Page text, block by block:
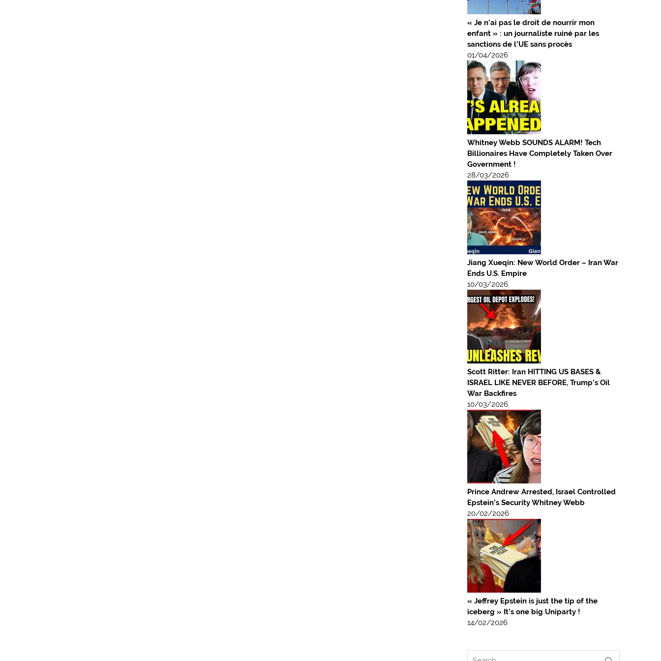
« Je n’ai pas le droit de nourrir mon
enfant » : un journaliste ruiné par les
sanctions de l’UE sans procès
01/04/2026
Whitney Webb SOUNDS ALARM! Tech
Billionaires Have Completely Taken Over
Government !
28/03/2026
Jiang Xueqin: New World Order – Iran War
Ends U.S. Empire
10/03/2026
Scott Ritter: Iran HITTING US BASES &
ISRAEL LIKE NEVER BEFORE, Trump’s Oil
War Backfires
10/03/2026
Prince Andrew Arrested, Israel Controlled
Epstein’s Security Whitney Webb
20/02/2026
« Jeffrey Epstein is just the tip of the
iceberg » It’s one big Uniparty !
14/02/2026